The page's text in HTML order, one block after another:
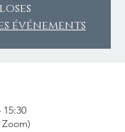
événements
15:30